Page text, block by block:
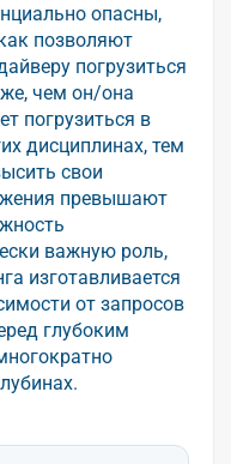
опасны,
позволяют
погрузиться
чем он/она
погрузиться в
дисциплинах, тем
свои
превышают
важную роль,
изготавливается
от запросов
глубоким